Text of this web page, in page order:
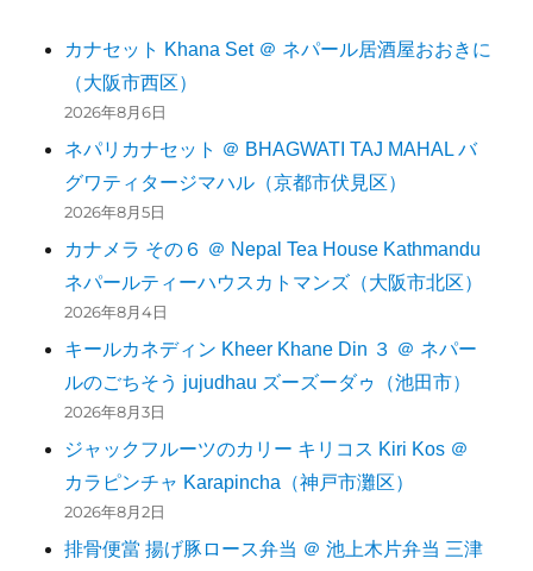
カナセット Khana Set ＠ ネパール居酒屋おおきに
（大阪市西区）
2026年8月6日
ネパリカナセット ＠ BHAGWATI TAJ MAHAL バ
グワティタージマハル（京都市伏見区）
2026年8月5日
カナメラ その６ ＠ Nepal Tea House Kathmandu
ネパールティーハウスカトマンズ（大阪市北区）
2026年8月4日
キールカネディン Kheer Khane Din ３ ＠ ネパー
ルのごちそう jujudhau ズーズーダゥ（池田市）
2026年8月3日
ジャックフルーツのカリー キリコス Kiri Kos ＠
カラピンチャ Karapincha（神戸市灘区）
2026年8月2日
排骨便當 揚げ豚ロース弁当 ＠ 池上木片弁当 三津